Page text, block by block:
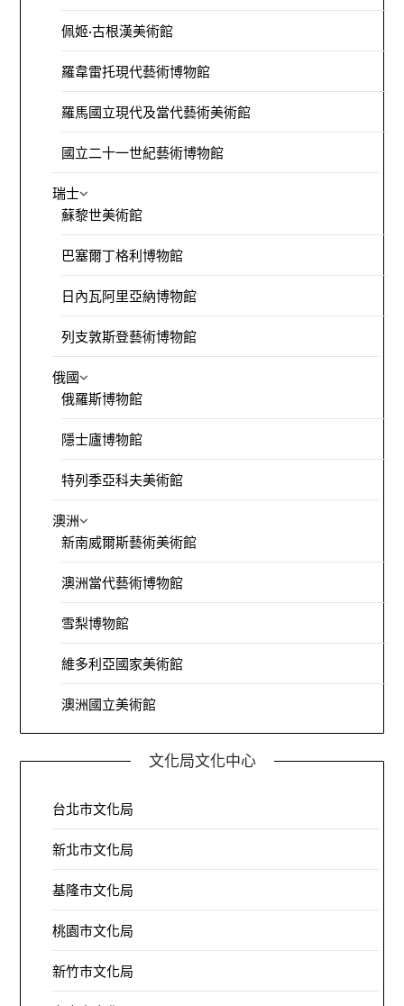
佩姬·古根漢美術館
羅韋雷托現代藝術博物館
羅馬國立現代及當代藝術美術館
國立二十一世紀藝術博物館
瑞士
蘇黎世美術館
巴塞爾丁格利博物館
日內瓦阿里亞納博物館
列支敦斯登藝術博物館
俄國
俄羅斯博物館
隱士廬博物館
特列季亞科夫美術館
澳洲
新南威爾斯藝術美術館
澳洲當代藝術博物館
雪梨博物館
維多利亞國家美術館
澳洲國立美術館
文化局文化中心
台北市文化局
新北市文化局
基隆市文化局
桃園市文化局
新竹市文化局